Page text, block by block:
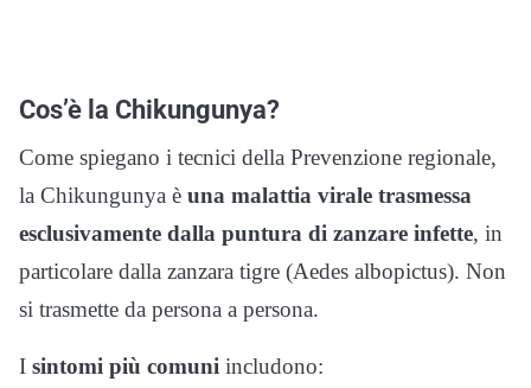
Cos’è la Chikungunya?
Come spiegano i tecnici della Prevenzione regionale,
la Chikungunya è una malattia virale trasmessa
esclusivamente dalla puntura di zanzare infette, in
particolare dalla zanzara tigre (Aedes albopictus). Non
si trasmette da persona a persona.
I sintomi più comuni includono: